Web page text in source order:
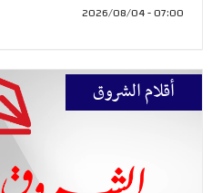
07:00 - 2026/08/04
أقلام الشروق